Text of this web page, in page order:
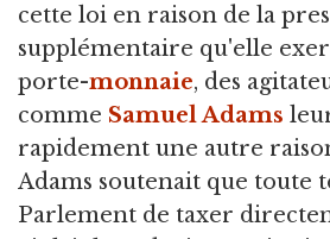
cette loi en raison de la
supplémentaire qu'elle
porte-monnaie, des
comme Samuel Adams
rapidement une autre
Adams soutenait que toute
Parlement de taxer